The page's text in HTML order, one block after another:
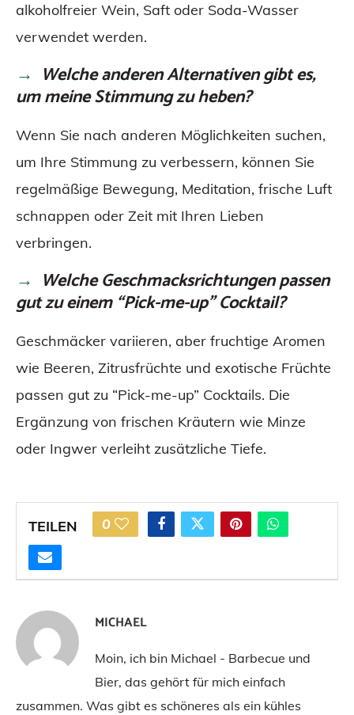
alkoholfreier Wein, Saft oder Soda-Wasser
verwendet werden.
Welche anderen Alternativen gibt es,
um meine Stimmung zu heben?
Wenn Sie nach anderen Möglichkeiten suchen,
um Ihre Stimmung zu verbessern, können Sie
regelmäßige Bewegung, Meditation, frische Luft
schnappen oder Zeit mit Ihren Lieben
verbringen.
Welche Geschmacksrichtungen passen
gut zu einem “Pick-me-up” Cocktail?
Geschmäcker variieren, aber fruchtige Aromen
wie Beeren, Zitrusfrüchte und exotische Früchte
passen gut zu “Pick-me-up” Cocktails. Die
Ergänzung von frischen Kräutern wie Minze
oder Ingwer verleiht zusätzliche Tiefe.
TEILEN 0
MICHAEL
Moin, ich bin Michael - Barbecue und
Bier, das gehört für mich einfach
zusammen. Was gibt es schöneres als ein kühles